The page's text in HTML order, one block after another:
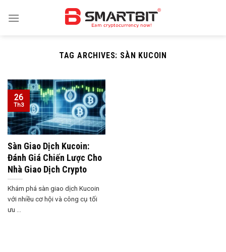
TAG ARCHIVES: SÀN KUCOIN
Sàn Giao Dịch Kucoin:
Đánh Giá Chiến Lược Cho
Nhà Giao Dịch Crypto
Khám phá sàn giao dịch Kucoin
với nhiều cơ hội và công cụ tối
ưu ...
26
Th3